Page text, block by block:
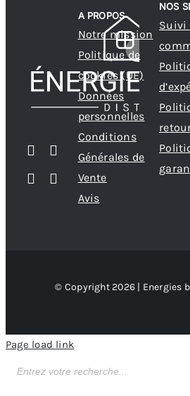
A PROPOS
Notre mission
Politique de
cookies (UE)
Données
personnelles
Conditions
Générales de
Vente
Avis
NOS
Suivi
© Copyright 2026 | Energies
Page load link
de